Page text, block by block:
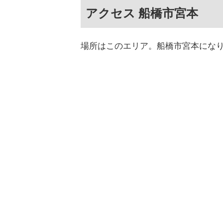
アクセス 船橋市宮本
場所はこのエリア。船橋市宮本にな